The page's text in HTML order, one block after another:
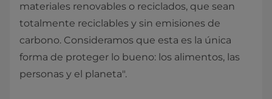
materiales renovables o reciclados, que sean
totalmente reciclables y sin emisiones de
carbono. Consideramos que esta es la única
forma de proteger lo bueno: los alimentos, las
personas y el planeta".